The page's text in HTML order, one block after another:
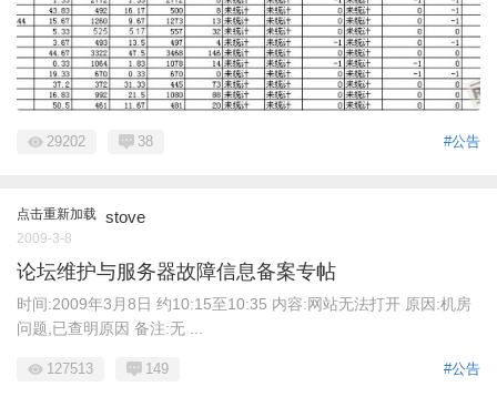
#公告
29202 38
点击重新加载 stove
2009-3-8
论坛维护与服务器故障信息备案专帖
时间:2009年3月8日 约10:15至10:35 内容:网站无法打开 原因:机房
问题,已查明原因 备注:无 ...
#公告
127513 149